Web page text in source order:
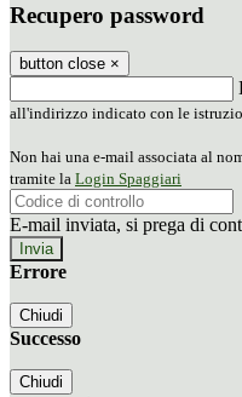
Recupero password
button close ×
all'indirizzo indicato con le
Non hai una e-mail associata al
tramite la Login Spaggiari
E-mail inviata, si prega di
Errore
Chiudi
Successo
Chiudi